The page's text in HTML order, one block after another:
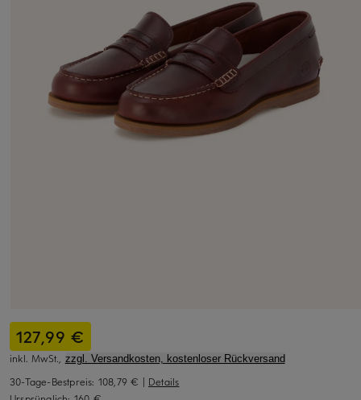
127,99 €
inkl. MwSt., zzgl. Versandkosten, kostenloser Rückversand
30-Tage-Bestpreis: 108,79 € | Details